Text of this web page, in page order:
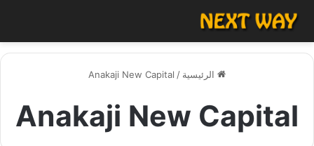
الرئيسية /
Anakaji New Capital
Anakaji New Capital